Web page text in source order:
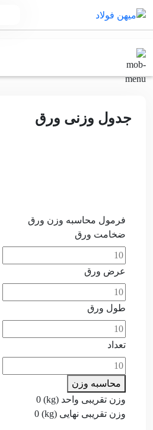
جدول وزنی ورق
فرمول محاسبه وزن ورق
ضخامت ورق
عرض ورق
طول ورق
تعداد
محاسبه وزن
وزن تقریبی واحد (kg)
0
وزن تقریبی نهایی (kg)
0